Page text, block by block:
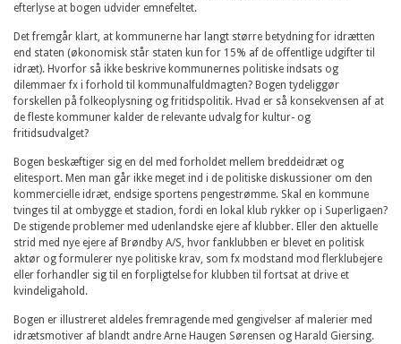
efterlyse at bogen udvider emnefeltet.
Det fremgår klart, at kommunerne har langt større betydning for idrætten
end staten (økonomisk står staten kun for 15% af de offentlige udgifter til
idræt). Hvorfor så ikke beskrive kommunernes politiske indsats og
dilemmaer fx i forhold til kommunalfuldmagten? Bogen tydeliggør
forskellen på folkeoplysning og fritidspolitik. Hvad er så konsekvensen af at
de fleste kommuner kalder de relevante udvalg for kultur- og
fritidsudvalget?
Bogen beskæftiger sig en del med forholdet mellem breddeidræt og
elitesport. Men man går ikke meget ind i de politiske diskussioner om den
kommercielle idræt, endsige sportens pengestrømme. Skal en kommune
tvinges til at ombygge et stadion, fordi en lokal klub rykker op i Superligaen?
De stigende problemer med udenlandske ejere af klubber. Eller den aktuelle
strid med nye ejere af Brøndby A/S, hvor fanklubben er blevet en politisk
aktør og formulerer nye politiske krav, som fx modstand mod flerklubejere
eller forhandler sig til en forpligtelse for klubben til fortsat at drive et
kvindeligahold.
Bogen er illustreret aldeles fremragende med gengivelser af malerier med
idrætsmotiver af blandt andre Arne Haugen Sørensen og Harald Giersing.